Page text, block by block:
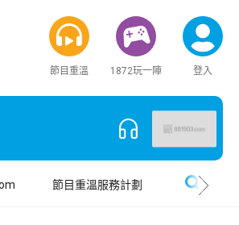
節目重溫 1872玩一陣 登入
節目重溫服務計劃